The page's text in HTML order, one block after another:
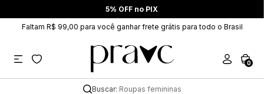
5% OFF no PIX
Faltam R$ 99,00 para você ganhar frete grátis para todo o Brasil
0
Buscar: Roupas femininas